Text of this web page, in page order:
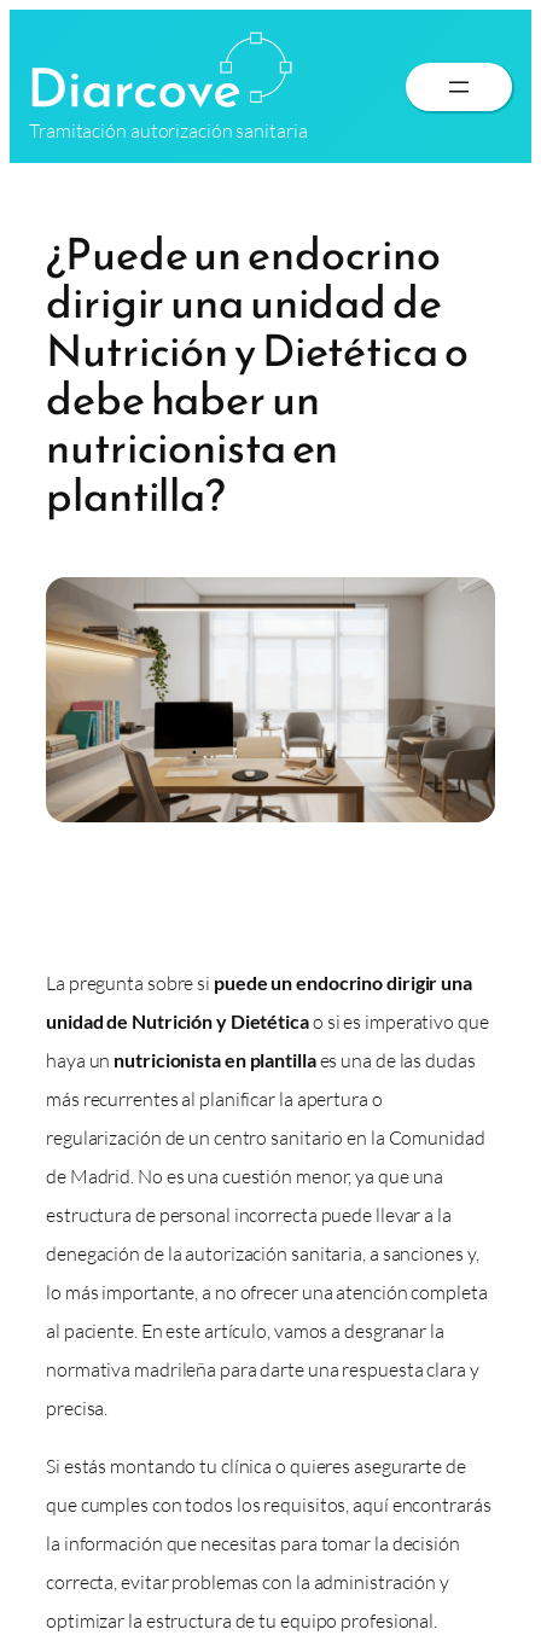
contenido
Tramitación autorización sanitaria
¿Puede un endocrino
dirigir una unidad de
Nutrición y Dietética o
debe haber un
nutricionista en
plantilla?
La pregunta sobre si puede un endocrino dirigir una
unidad de Nutrición y Dietéticao si es imperativo que
haya un nutricionista en plantillaes una de las dudas
más recurrentes al planificar la apertura o
regularización de un centro sanitario en la Comunidad
de Madrid. No es una cuestión menor, ya que una
estructura de personal incorrecta puede llevar a la
denegación de la autorización sanitaria, a sanciones y,
lo más importante, a no ofrecer una atención completa
al paciente. En este artículo, vamos a desgranar la
normativa madrileña para darte una respuesta clara y
precisa.
Si estás montando tu clínica o quieres asegurarte de
que cumples con todos los requisitos, aquí encontrarás
la información que necesitas para tomar la decisión
correcta, evitar problemas con la administración y
optimizar la estructura de tu equipo profesional.